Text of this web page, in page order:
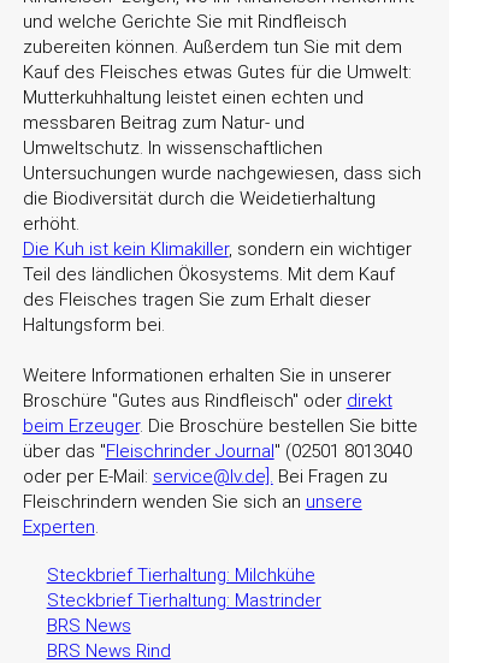
und welche Gerichte Sie mit Rindfleisch
zubereiten können. Außerdem tun Sie mit dem
Kauf des Fleisches etwas Gutes für die Umwelt:
Mutterkuhhaltung leistet einen echten und
messbaren Beitrag zum Natur- und
Umweltschutz. In wissenschaftlichen
Untersuchungen wurde nachgewiesen, dass sich
die Biodiversität durch die Weidetierhaltung
erhöht.
Die Kuh ist kein Klimakiller, sondern ein wichtiger
Teil des ländlichen Ökosystems. Mit dem Kauf
des Fleisches tragen Sie zum Erhalt dieser
Haltungsform bei.
Weitere Informationen erhalten Sie in unserer
Broschüre
Gutes aus Rindfleisch oder direkt
beim Erzeuger. Die Broschüre bestellen Sie bitte
über das
Fleischrinder Journal
(02501 8013040
oder per E-Mail: service@lv.de]. Bei Fragen zu
Fleischrindern wenden Sie sich an unsere
Experten.
Steckbrief Tierhaltung: Milchkühe
Steckbrief Tierhaltung: Mastrinder
BRS News
BRS News Rind